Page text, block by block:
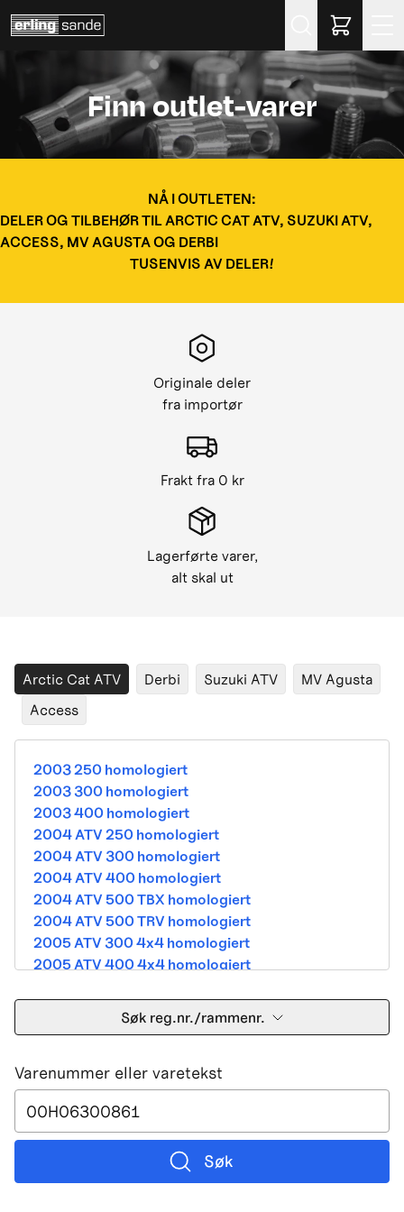
Finn outlet-varer
NÅ I OUTLETEN:
DELER OG TILBEHØR TIL ARCTIC CAT ATV, SUZUKI ATV,
ACCESS, MV AGUSTA OG DERBI
TUSENVIS AV DELER!
Originale deler
fra importør
Frakt fra 0 kr
Lagerførte varer,
alt skal ut
Arctic Cat ATV Derbi Suzuki ATV
MV Agusta
Access
2003 250 homologiert
2003 300 homologiert
2003 400 homologiert
2004 ATV 250 homologiert
2004 ATV 300 homologiert
2004 ATV 400 homologiert
2004 ATV 500 TBX homologiert
2004 ATV 500 TRV homologiert
2005 ATV 300 4x4 homologiert
2005 ATV 400 4x4 homologiert
2005 ATV 500 TRV homologiert
2005 ATV 500i 4x4A homologiert
2005 DVX 400 street homologiert
2006 250 Utility Street Legal
2006 400 Street Legal
2006 400 3in1 Street Legal
2006 400 dvx street-2x4 homologated b390b
2006 500 4x4A Street Legal
Søk reg.nr./rammenr.
Varenummer eller varetekst
Søk